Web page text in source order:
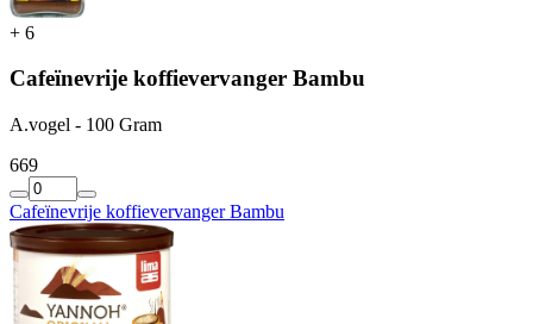
+ 6
Cafeïnevrije koffievervanger Bambu
A.vogel - 100 Gram
669
Cafeïnevrije koffievervanger Bambu